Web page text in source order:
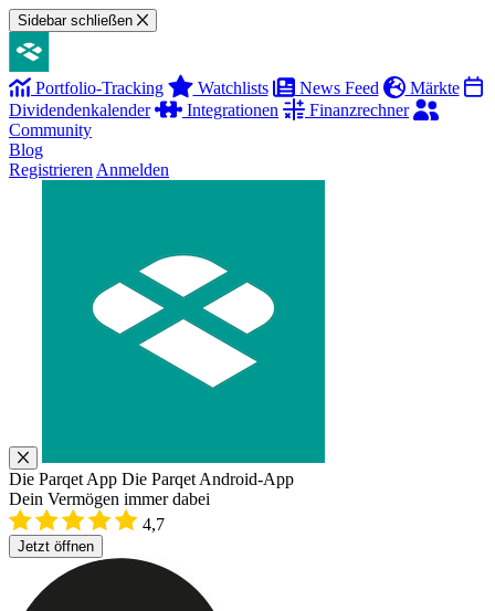
Sidebar schließen
Portfolio-Tracking Watchlists News Feed
Märkte
Dividendenkalender
Integrationen
Finanzrechner
Community
Blog
Registrieren Anmelden
Die Parqet App Die Parqet Android-App
Dein Vermögen immer dabei
4,7
Jetzt öffnen